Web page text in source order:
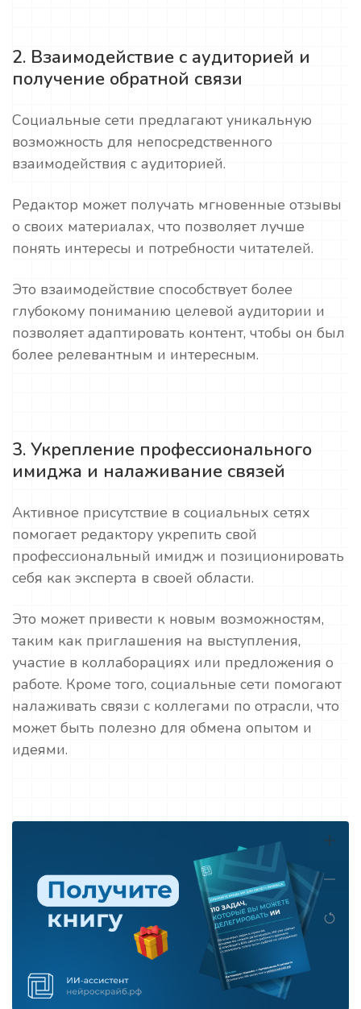
2. Взаимодействие с аудиторией и
получение обратной связи
Социальные сети предлагают уникальную
возможность для непосредственного
взаимодействия с аудиторией.
Редактор может получать мгновенные отзывы
о своих материалах, что позволяет лучше
понять интересы и потребности читателей.
Это взаимодействие способствует более
глубокому пониманию целевой аудитории и
позволяет адаптировать контент, чтобы он был
более релевантным и интересным.
3. Укрепление профессионального
имиджа и налаживание связей
Активное присутствие в социальных сетях
помогает редактору укрепить свой
профессиональный имидж и позиционировать
себя как эксперта в своей области.
Это может привести к новым возможностям,
таким как приглашения на выступления,
участие в коллаборациях или предложения о
работе. Кроме того, социальные сети помогают
налаживать связи с коллегами по отрасли, что
может быть полезно для обмена опытом и
идеями.